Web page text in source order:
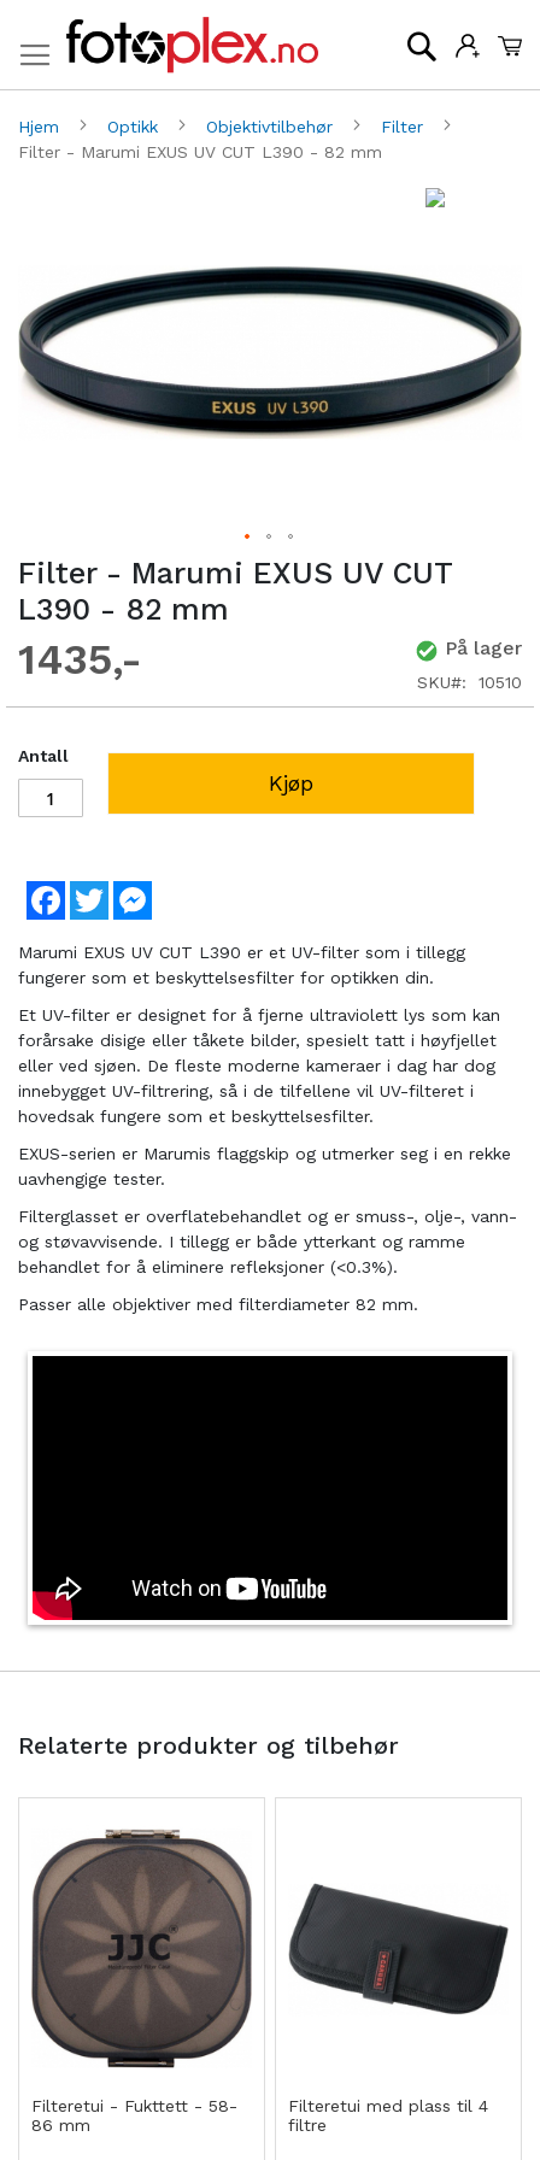
Søk
Hjem Optikk Objektivtilbehør
Filter
Filter - Marumi EXUS UV CUT L390 - 82 mm
Filter - Marumi EXUS UV CUT
L390 - 82 mm
1435 På lager
SKU 10510
Antall
Kjøp
Facebook
Twitter
bildegalleri
Marumi EXUS UV CUT L390 er et UV-filter som i tillegg
fungerer som et beskyttelsesfilter for optikken din.
Et UV-filter er designet for å fjerne ultraviolett lys som kan
forårsake disige eller tåkete bilder, spesielt tatt i høyfjellet
eller ved sjøen. De fleste moderne kameraer i dag har dog
innebygget UV-filtrering, så i de tilfellene vil UV-filteret i
hovedsak fungere som et beskyttelsesfilter.
EXUS-serien er Marumis flaggskip og utmerker seg i en rekke
uavhengige tester.
Filterglasset er overflatebehandlet og er smuss-, olje-, vann-
og støvavvisende. I tillegg er både ytterkant og ramme
behandlet for å eliminere refleksjoner (<0.3%).
Passer alle objektiver med filterdiameter 82 mm.
Relaterte produkter og tilbehør
Filteretui - Fukttett - 58-
86 mm
Filteretui med plass til 4
filtre